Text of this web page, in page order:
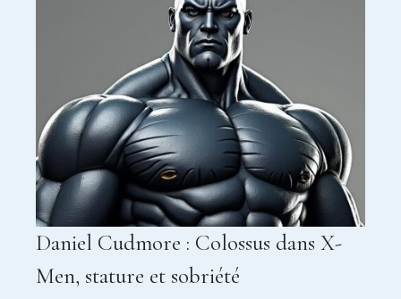
Daniel Cudmore : Colossus dans X-
Men, stature et sobriété